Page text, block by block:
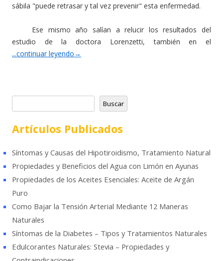
sábila "puede retrasar y tal vez prevenir" esta enfermedad.
Ese mismo año salían a relucir los resultados del
estudio de la doctora Lorenzetti, también en el
...continuar leyendo→
u
s
a
Buscar
Artículos Publicados
Síntomas y Causas del Hipotiroidismo, Tratamiento Natural
Propiedades y Beneficios del Agua con Limón en Ayunas
Propiedades de los Aceites Esenciales: Aceite de Argán
Puro
Como Bajar la Tensión Arterial Mediante 12 Maneras
Naturales
Síntomas de la Diabetes – Tipos y Tratamientos Naturales
Edulcorantes Naturales: Stevia – Propiedades y